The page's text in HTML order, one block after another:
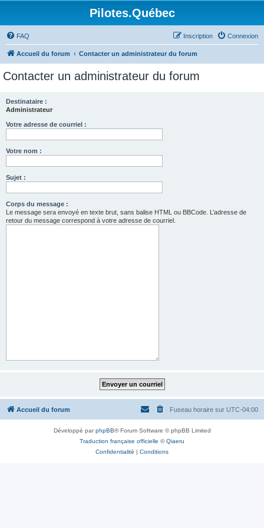
Pilotes.Québec
FAQ Connexion
Inscription
Accueil du forum Contacter un administrateur du forum
Contacter un administrateur du forum
Destinataire :
Administrateur
Votre adresse de courriel :
Votre nom :
Sujet :
Corps du message :
Le message sera envoyé en texte brut, sans balise HTML ou BBCode. L’adresse de
retour du message correspond à votre adresse de courriel.
Accueil du forum Fuseau horaire sur UTC-04:00
Développé parphpBB® Forum Software © phpBB Limited
Traduction française officielle ©Qiaeru
Confidentialité | Conditions